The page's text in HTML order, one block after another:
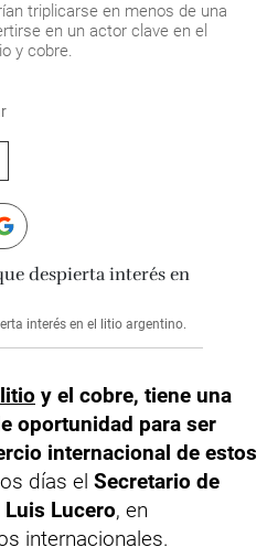
triplicarse en menos de una
en un actor clave en el
y cobre.
interés en el litio argentino.
y el cobre, tiene una
oportunidad para ser
internacional de estos
días el Secretario de
Lucero, en
internacionales.